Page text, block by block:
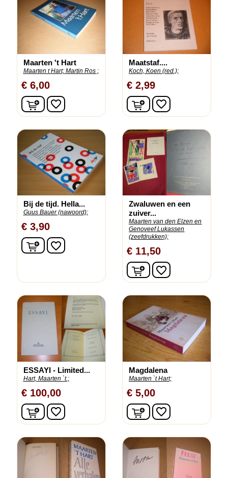
Maarten 't Hart
Maarten t Hart; Martin Ros ;
€ 6,00
In winkelwagen
favorite_border
Maatstaf....
Koch, Koen (red.);
€ 2,99
In winkelwagen
favorite_border
Bij de tijd. Hella...
Guus Bauer (nawoord);
€ 3,90
In winkelwagen
favorite_border
Zwaluwen en een
zuiver...
Maarten van den Elzen en
Genoveef Lukassen
(zeefdrukken);
€ 11,50
In winkelwagen
favorite_border
ESSAYI - Limited...
Hart, Maarten `t.;
€ 100,00
In winkelwagen
favorite_border
Magdalena
Maarten `t Hart;
€ 5,00
In winkelwagen
favorite_border